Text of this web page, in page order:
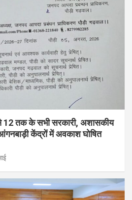
से 12 तक के सभी सरकारी, अशासकीय
आंगनबाड़ी केंद्रों में अवकाश घोषित